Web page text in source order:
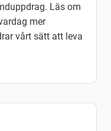
Läs om
mer
vårt sätt att leva